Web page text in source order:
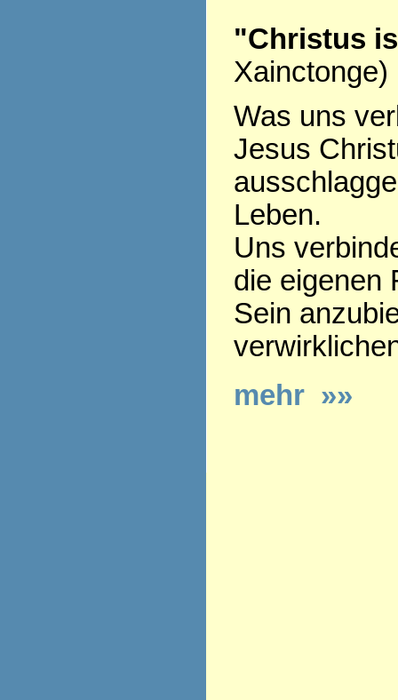
"Christus
Xainctonge)
Was uns
Jesus
Leben.
Uns
die eigenen
Sein
mehr »»